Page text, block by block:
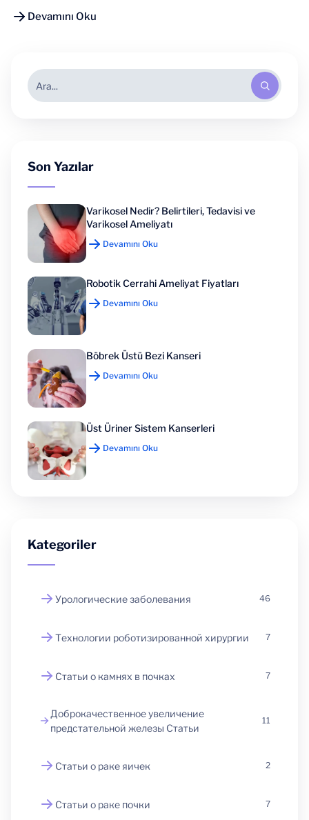
Devamını Oku
Son Yazılar
Varikosel Nedir? Belirtileri, Tedavisi ve
Varikosel Ameliyatı
Devamını Oku
Robotik Cerrahi Ameliyat Fiyatları
Devamını Oku
Böbrek Üstü Bezi Kanseri
Devamını Oku
Üst Üriner Sistem Kanserleri
Devamını Oku
Kategoriler
Урологические заболевания 46
Технологии роботизированной хирургии 7
Статьи о камнях в почках 7
Доброкачественное увеличение
предстательной железы Статьи
11
Статьи о раке яичек 2
Статьи о раке почки 7